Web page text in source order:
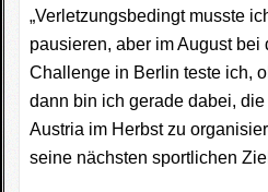
„Verletzungsbedingt musste
pausieren, aber im August bei
Challenge in Berlin teste ich,
dann bin ich gerade dabei,
Austria im Herbst zu
seine nächsten sportlichen